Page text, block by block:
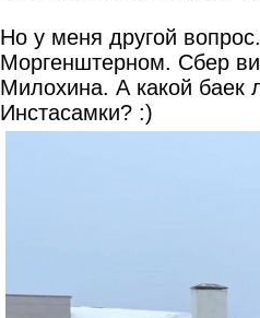
Но у меня другой
Моргенштерном. Сбер
Милохина. А какой баек
Инстасамки? :)